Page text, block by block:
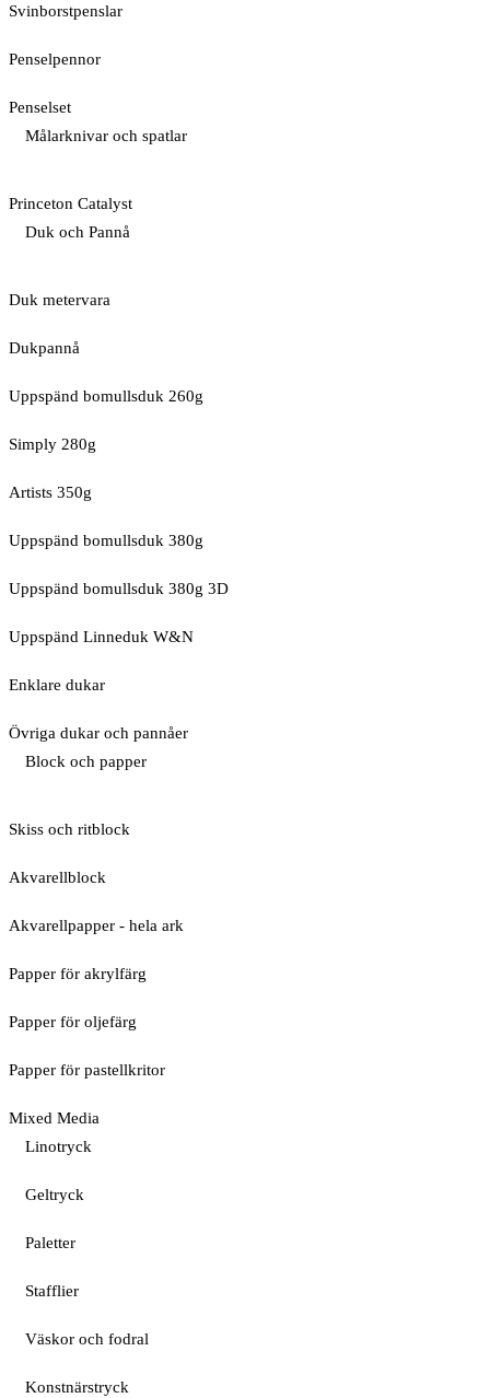
Svinborstpenslar
Penselpennor
Penselset
Målarknivar och spatlar
Princeton Catalyst
Duk och Pannå
Duk metervara
Dukpannå
Uppspänd bomullsduk 260g
Simply 280g
Artists 350g
Uppspänd bomullsduk 380g
Uppspänd bomullsduk 380g 3D
Uppspänd Linneduk W&N
Enklare dukar
Övriga dukar och pannåer
Block och papper
Skiss och ritblock
Akvarellblock
Akvarellpapper - hela ark
Papper för akrylfärg
Papper för oljefärg
Papper för pastellkritor
Mixed Media
Linotryck
Geltryck
Paletter
Stafflier
Väskor och fodral
Konstnärstryck